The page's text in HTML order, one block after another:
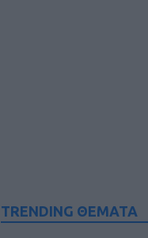
TRENDING ΘΕΜΑΤΑ